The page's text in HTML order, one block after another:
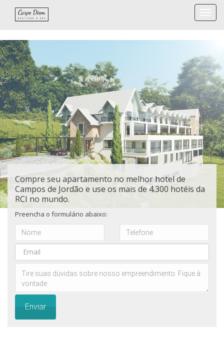
Compre seu apartamento no melhor hotel de
Campos de Jordão e use os mais de 4.300 hotéis da
RCI no mundo.
Preencha o formulário abaixo:
Enviar